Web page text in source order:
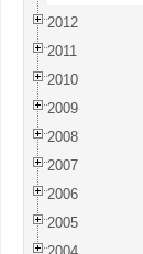
2012
2011
2010
2009
2008
2007
2006
2005